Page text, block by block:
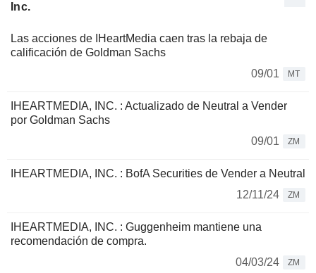
Inc.
Las acciones de IHeartMedia caen tras la rebaja de
calificación de Goldman Sachs
09/01
MT
IHEARTMEDIA, INC. : Actualizado de Neutral a Vender
por Goldman Sachs
09/01
ZM
IHEARTMEDIA, INC. : BofA Securities de Vender a Neutral
12/11/24
ZM
IHEARTMEDIA, INC. : Guggenheim mantiene una
recomendación de compra.
04/03/24
ZM